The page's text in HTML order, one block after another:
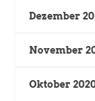
Dezember
November
Oktober